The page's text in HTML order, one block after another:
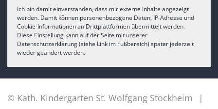
Ich bin damit einverstanden, dass mir externe Inhalte angezeigt
werden. Damit können personenbezogene Daten, IP-Adresse und
Cookie-Informationen an Drittplattformen übermittelt werden.
Diese Einstellung kann auf der Seite mit unserer
Datenschutzerklärung (siehe Link im Fußbereich) später jederzeit
wieder geändert werden.
© Kath. Kindergarten St. Wolfgang Stockheim